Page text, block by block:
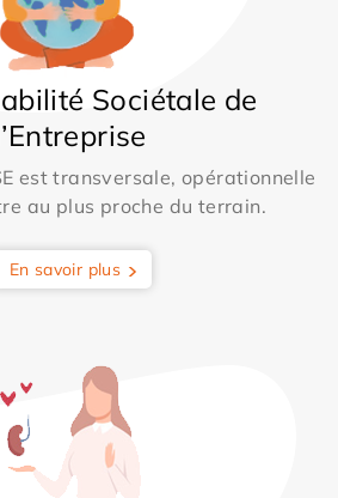
Sociétale de
est transversale, opérationnelle
au plus proche du terrain.
En savoir plus